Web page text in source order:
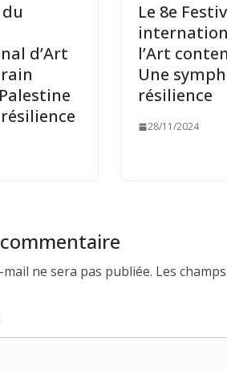
d’Art
Le 8e
l’Art
Une
résilience
28/11/2024
ne sera pas publiée. Les